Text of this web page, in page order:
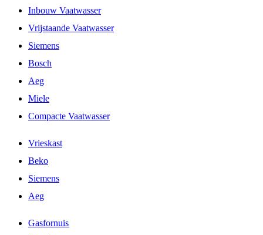
Inbouw Vaatwasser
Vrijstaande Vaatwasser
Siemens
Bosch
Aeg
Miele
Compacte Vaatwasser
Vrieskast
Beko
Siemens
Aeg
Gasfornuis